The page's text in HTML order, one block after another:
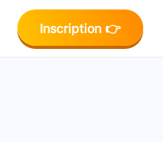
Inscription 👉